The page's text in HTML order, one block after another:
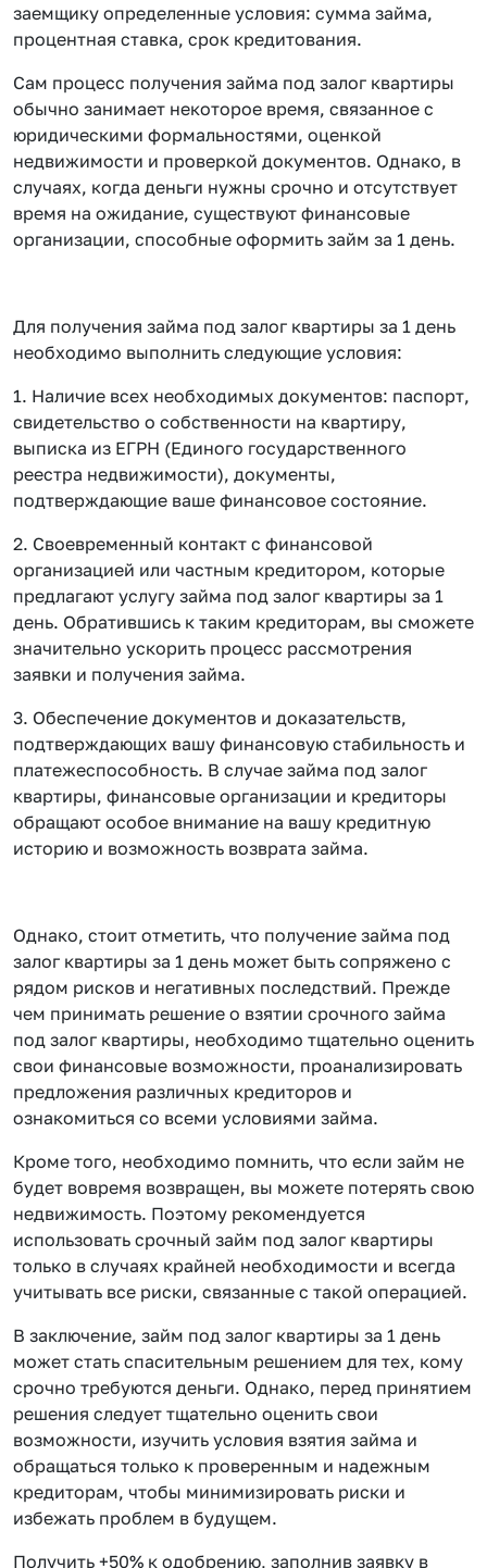
заемщику определенные условия: сумма займа,
процентная ставка, срок кредитования.
Сам процесс получения займа под залог квартиры
обычно занимает некоторое время, связанное с
юридическими формальностями, оценкой
недвижимости и проверкой документов. Однако, в
случаях, когда деньги нужны срочно и отсутствует
время на ожидание, существуют финансовые
организации, способные оформить займ за 1 день.
Для получения займа под залог квартиры за 1 день
необходимо выполнить следующие условия:
1. Наличие всех необходимых документов: паспорт,
свидетельство о собственности на квартиру,
выписка из ЕГРН (Единого государственного
реестра недвижимости), документы,
подтверждающие ваше финансовое состояние.
2. Своевременный контакт с финансовой
организацией или частным кредитором, которые
предлагают услугу займа под залог квартиры за 1
день. Обратившись к таким кредиторам, вы сможете
значительно ускорить процесс рассмотрения
заявки и получения займа.
3. Обеспечение документов и доказательств,
подтверждающих вашу финансовую стабильность и
платежеспособность. В случае займа под залог
квартиры, финансовые организации и кредиторы
обращают особое внимание на вашу кредитную
историю и возможность возврата займа.
Однако, стоит отметить, что получение займа под
залог квартиры за 1 день может быть сопряжено с
рядом рисков и негативных последствий. Прежде
чем принимать решение о взятии срочного займа
под залог квартиры, необходимо тщательно оценить
свои финансовые возможности, проанализировать
предложения различных кредиторов и
ознакомиться со всеми условиями займа.
Кроме того, необходимо помнить, что если займ не
будет вовремя возвращен, вы можете потерять свою
недвижимость. Поэтому рекомендуется
использовать срочный займ под залог квартиры
только в случаях крайней необходимости и всегда
учитывать все риски, связанные с такой операцией.
В заключение, займ под залог квартиры за 1 день
может стать спасительным решением для тех, кому
срочно требуются деньги. Однако, перед принятием
решения следует тщательно оценить свои
возможности, изучить условия взятия займа и
обращаться только к проверенным и надежным
кредиторам, чтобы минимизировать риски и
избежать проблем в будущем.
Получить +50% к одобрению, заполнив заявку в